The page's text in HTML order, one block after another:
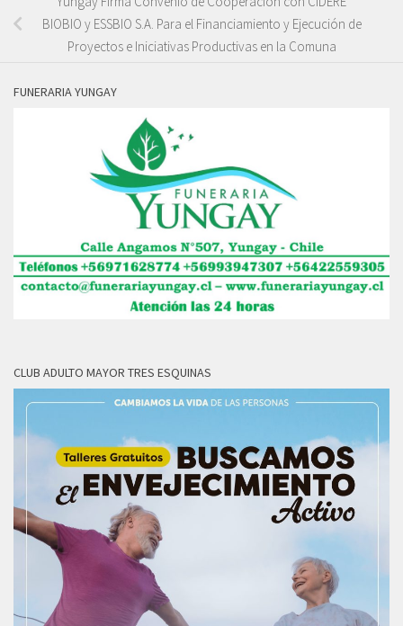
BIOBIO y ESSBIO S.A. Para el Financiamiento y Ejecución de
Proyectos e Iniciativas Productivas en la Comuna
FUNERARIA YUNGAY
CLUB ADULTO MAYOR TRES ESQUINAS